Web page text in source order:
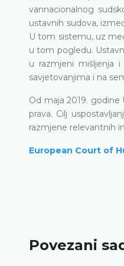
vannacionalnog
ustavnih sudova,
U tom sistemu, uz
u tom pogledu.
u razmjeni mišljenja
savjetovanjima i na
Od maja 2019. godine
prava. Cilj
razmjene relevantnih
European Court of
Povezani